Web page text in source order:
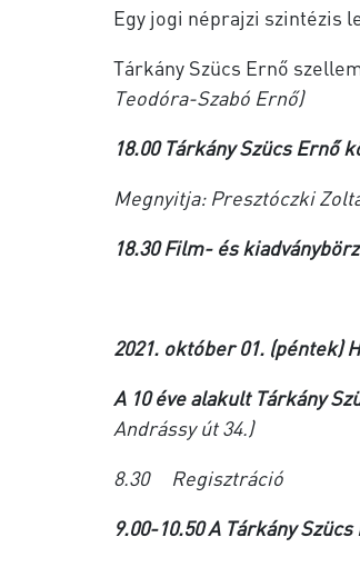
Egy jogi néprajzi szintézis
Tárkány Szücs Ernő
Teodóra-Szabó Ernő)
18.00 Tárkány Szücs Ernő
Megnyitja: Presztóczki
18.30 Film- és
2021. október 01. (péntek)
A 10 éve alakult Tárkány
Andrássy út 34.)
8.30 Regisztráció
9.00-10.50 A Tárkány